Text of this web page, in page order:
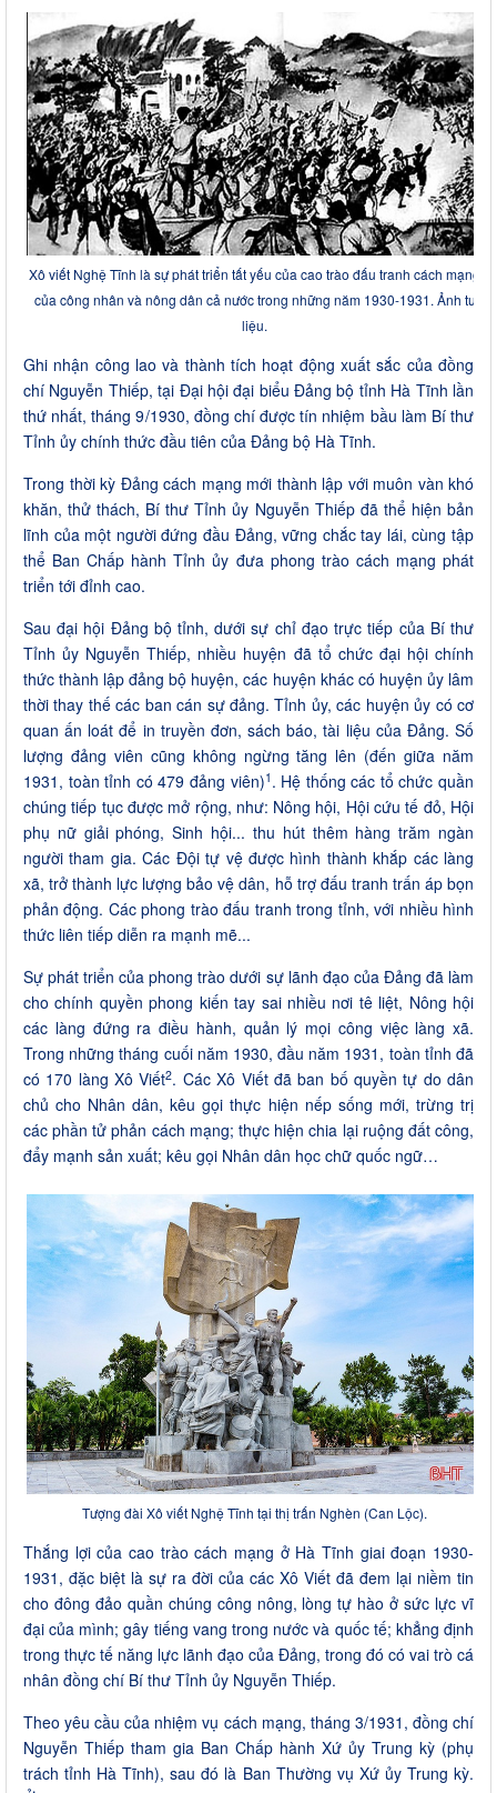
Xô viết Nghệ Tĩnh là sự phát triển tất yếu của cao trào đấu tranh cách mạng
của công nhân và nông dân cả nước trong những năm 1930-1931. Ảnh tư
liệu.
Ghi nhận công lao và thành tích hoạt động xuất sắc của đồng
chí Nguyễn Thiếp, tại Đại hội đại biểu Đảng bộ tỉnh Hà Tĩnh lần
thứ nhất, tháng 9/1930, đồng chí được tín nhiệm bầu làm Bí thư
Tỉnh ủy chính thức đầu tiên của Đảng bộ Hà Tĩnh.
Trong thời kỳ Đảng cách mạng mới thành lập với muôn vàn khó
khăn, thử thách, Bí thư Tỉnh ủy Nguyễn Thiếp đã thể hiện bản
lĩnh của một người đứng đầu Đảng, vững chắc tay lái, cùng tập
thể Ban Chấp hành Tỉnh ủy đưa phong trào cách mạng phát
triển tới đỉnh cao.
Sau đại hội Đảng bộ tỉnh, dưới sự chỉ đạo trực tiếp của Bí thư
Tỉnh ủy Nguyễn Thiếp, nhiều huyện đã tổ chức đại hội chính
thức thành lập đảng bộ huyện, các huyện khác có huyện ủy lâm
thời thay thế các ban cán sự đảng. Tỉnh ủy, các huyện ủy có cơ
quan ấn loát để in truyền đơn, sách báo, tài liệu của Đảng. Số
lượng đảng viên cũng không ngừng tăng lên (đến giữa năm
1931, toàn tỉnh có 479 đảng viên)1 . Hệ thống các tổ chức quần
chúng tiếp tục được mở rộng, như: Nông hội, Hội cứu tế đỏ, Hội
phụ nữ giải phóng, Sinh hội... thu hút thêm hàng trăm ngàn
người tham gia. Các Đội tự vệ được hình thành khắp các làng
xã, trở thành lực lượng bảo vệ dân, hỗ trợ đấu tranh trấn áp bọn
phản động. Các phong trào đấu tranh trong tỉnh, với nhiều hình
thức liên tiếp diễn ra mạnh mẽ...
Sự phát triển của phong trào dưới sự lãnh đạo của Đảng đã làm
cho chính quyền phong kiến tay sai nhiều nơi tê liệt, Nông hội
các làng đứng ra điều hành, quản lý mọi công việc làng xã.
Trong những tháng cuối năm 1930, đầu năm 1931, toàn tỉnh đã
có 170 làng Xô Viết2. Các Xô Viết đã ban bố quyền tự do dân
chủ cho Nhân dân, kêu gọi thực hiện nếp sống mới, trừng trị
các phần tử phản cách mạng; thực hiện chia lại ruộng đất công,
đẩy mạnh sản xuất; kêu gọi Nhân dân học chữ quốc ngữ…
Tượng đài Xô viết Nghệ Tĩnh tại thị trấn Nghèn (Can Lộc).
Thắng lợi của cao trào cách mạng ở Hà Tĩnh giai đoạn 1930-
1931, đặc biệt là sự ra đời của các Xô Viết đã đem lại niềm tin
cho đông đảo quần chúng công nông, lòng tự hào ở sức lực vĩ
đại của mình; gây tiếng vang trong nước và quốc tế; khẳng định
trong thực tế năng lực lãnh đạo của Đảng, trong đó có vai trò cá
nhân đồng chí Bí thư Tỉnh ủy Nguyễn Thiếp.
Theo yêu cầu của nhiệm vụ cách mạng, tháng 3/1931, đồng chí
Nguyễn Thiếp tham gia Ban Chấp hành Xứ ủy Trung kỳ (phụ
trách tỉnh Hà Tĩnh), sau đó là Ban Thường vụ Xứ ủy Trung kỳ.